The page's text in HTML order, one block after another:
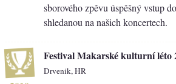
sborového zpěvu úspěšný vstup
shledanou na našich koncertech.
Festival Makarské kulturní léto
Drvenik, HR